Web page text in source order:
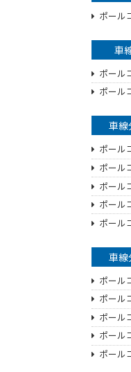
ポール
車
ポール
ポール
車線
ポール
ポール
ポール
ポール
ポール
車線
ポール
ポール
ポール
ポール
ポール